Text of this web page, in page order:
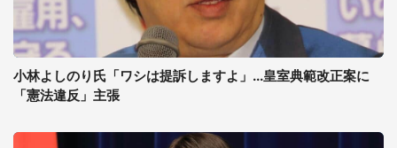
小林よしのり氏「ワシは提訴しますよ」...皇室典範改正案に
「憲法違反」主張